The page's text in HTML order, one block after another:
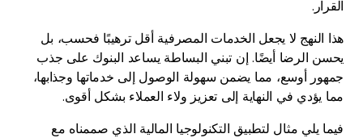
القرار.
هذا النهج لا يجعل الخدمات المصرفية أقل ترهيبًا فحسب، بل
يحسن الرضا أيضًا. إن تبني البساطة يساعد البنوك على جذب
جمهور أوسع، مما يضمن سهولة الوصول إلى خدماتها وجذابها،
مما يؤدي في النهاية إلى تعزيز ولاء العملاء بشكل أقوى.
فيما يلي مثال لتطبيق التكنولوجيا المالية الذي صممناه مع